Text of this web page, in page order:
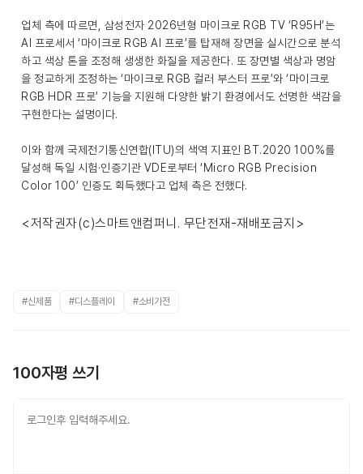
업체 측에 따르면, 삼성전자 2026년형 마이크로 RGB TV ‘R95H’는
AI 프로세서 ‘마이크로 RGB AI 프로’를 탑재해 장면을 실시간으로 분석
하고 색상 톤을 조정해 생생한 화질을 제공한다. 또 장면별 색상과 명암
을 정교하게 조정하는 ‘마이크로 RGB 컬러 부스터 프로’와 ‘마이크로
RGB HDR 프로’ 기능을 지원해 다양한 밝기 환경에서도 선명한 색감을
구현한다는 설명이다.
이와 함께 국제전기통신연합(ITU)의 색역 지표인 BT.2020 100%를
달성해 독일 시험·인증기관 VDE로부터 ‘Micro RGB Precision
Color 100’ 인증도 획득했다고 업체 측은 전했다.
<저작권자(c)스마트앤컴퍼니. 무단전재-재배포금지>
#신제품 #디스플레이 #소비가전
100자평 쓰기